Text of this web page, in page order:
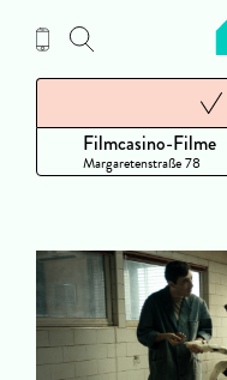
Inhalt
Filmcasino-Filme
Margaretenstraße 78